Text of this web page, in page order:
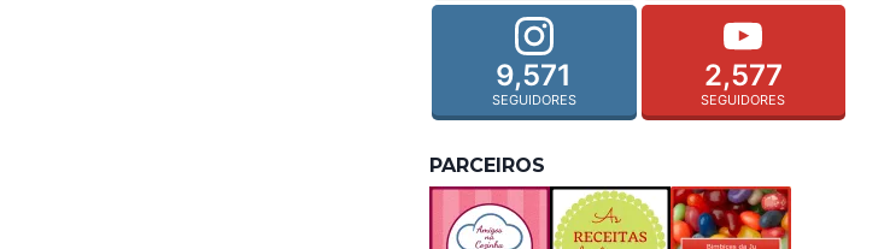
9,571
SEGUIDORES
2,577
SEGUIDORES
PARCEIROS